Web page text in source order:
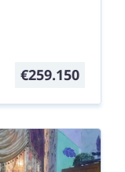
€259.150